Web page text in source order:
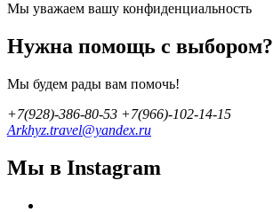
Мы уважаем вашу конфиденциальность
Нужна помощь с выбором?
Мы будем рады вам помочь!
+7(928)-386-80-53 +7(966)-102-14-15
Arkhyz.travel@yandex.ru
Мы в Instagram